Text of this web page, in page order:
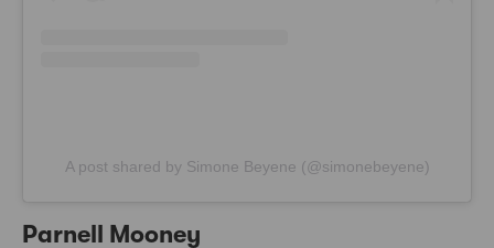
A post shared by Simone Beyene (@simonebeyene)
Parnell Mooney